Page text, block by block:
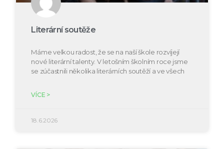
Literární soutěže
Máme velkou radost, že se na naší škole rozvíjejí
nové literární talenty. V letošním školním roce jsme
se zúčastnili několika literárních soutěží a ve všech
VÍCE >
18.6.2026